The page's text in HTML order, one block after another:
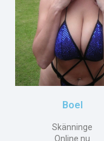
Boel
Skänninge
Online nu